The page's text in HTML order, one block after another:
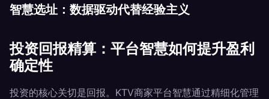
智慧选址：数据驱动代替经验主义
投资回报精算：平台智慧如何提升盈利
确定性
投资的核心关切是回报。KTV商家平台智慧通过精细化管理